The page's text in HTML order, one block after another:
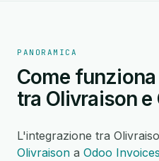
PANORAMICA
Come
tra Olivraison
L'integrazione tra
Olivraison a Odoo Invoices